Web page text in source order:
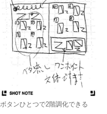
ボタンひとつで2階調化できる